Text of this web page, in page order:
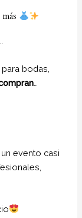
bodas,
evento casi